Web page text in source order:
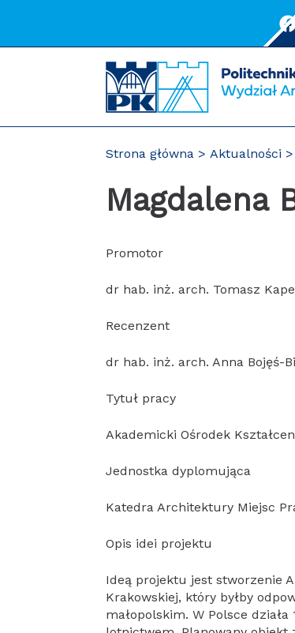
Strona główna Aktualności
Magdalena
Promotor
dr hab. inż. arch. Tomasz
Recenzent
dr hab. inż. arch. Anna Bojęś-
Tytuł pracy
Akademicki Ośrodek
Jednostka dyplomująca
Katedra Architektury Miejsc
Opis idei projektu
Ideą projektu jest stworzenie
Krakowskiej, który byłby
małopolskim. W Polsce